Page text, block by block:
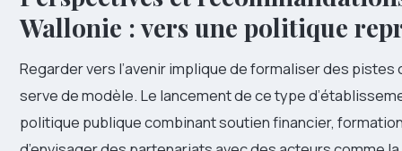
Wallonie : vers une politique
Regarder vers l’avenir implique de formaliser des
serve de modèle. Le lancement de ce type
politique publique combinant soutien financier,